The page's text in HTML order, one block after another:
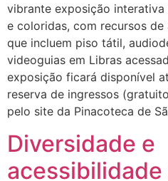
vibrante exposição interativa
e coloridas, com recursos de
que incluem piso tátil,
videoguias em Libras
exposição ficará disponível
reserva de ingressos
pelo site da Pinacoteca de
Diversidade e
acessibilidade